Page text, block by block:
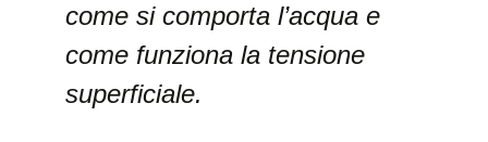
come si comporta l’acqua e
come funziona la tensione
superficiale.